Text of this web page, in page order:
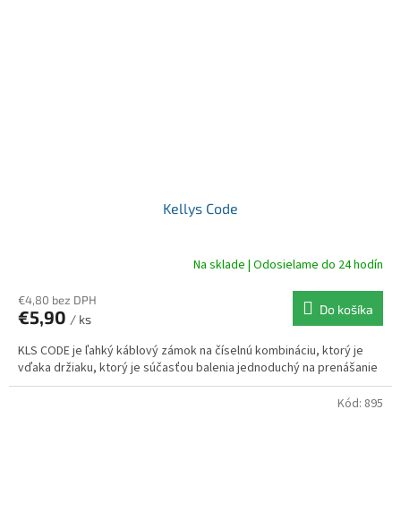
Kellys Code
Na sklade | Odosielame do 24 hodín
€4,80 bez DPH
€5,90 / ks
Do košíka
KLS CODE je ľahký káblový zámok na číselnú kombináciu, ktorý je
vďaka držiaku, ktorý je súčasťou balenia jednoduchý na prenášanie
Kód: 895